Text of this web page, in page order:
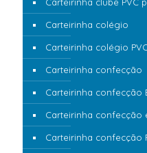
Carteirinha colégio
Carteirinha colégio
Carteirinha confecção
Carteirinha confecção
Carteirinha confecção
Carteirinha confecção